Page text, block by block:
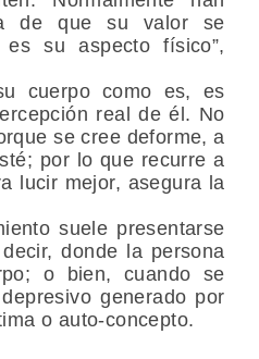
de que su valor se
su aspecto físico”,
cuerpo como es, es
real de él. No
se cree deforme, a
por lo que recurre a
lucir mejor, asegura la
suele presentarse
donde la persona
o bien, cuando se
generado por
o auto-concepto.